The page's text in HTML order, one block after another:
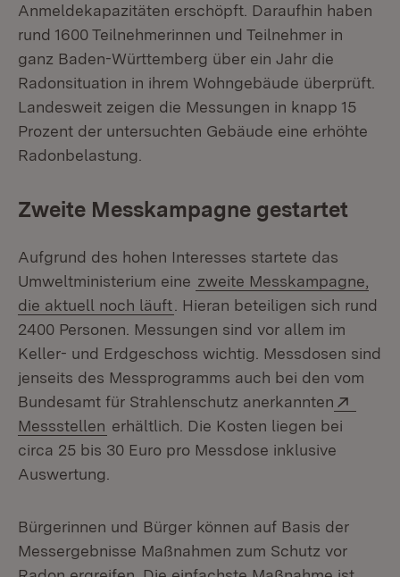
Anmeldekapazitäten erschöpft. Daraufhin haben
rund 1600 Teilnehmerinnen und Teilnehmer in
ganz Baden-Württemberg über ein Jahr die
Radonsituation in ihrem Wohngebäude überprüft.
Landesweit zeigen die Messungen in knapp 15
Prozent der untersuchten Gebäude eine erhöhte
Radonbelastung.
Zweite Messkampagne gestartet
Aufgrund des hohen Interesses startete das
Umweltministerium eine zweite Messkampagne,
die aktuell noch läuft . Hieran beteiligen sich rund
2400 Personen. Messungen sind vor allem im
Keller- und Erdgeschoss wichtig. Messdosen sind
jenseits des Messprogramms auch bei den vom
Bundesamt für Strahlenschutz anerkannten
Messstellen (Öffnet in neuem Fenster)
erhältlich. Die Kosten liegen bei
circa 25 bis 30 Euro pro Messdose inklusive
Auswertung.
Bürgerinnen und Bürger können auf Basis der
Messergebnisse Maßnahmen zum Schutz vor